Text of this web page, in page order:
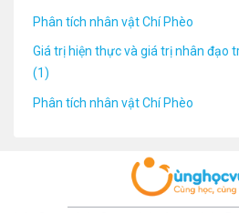
Phân tích nhân vật Chí Phèo
Giá trị hiện thực và giá trị nhân đạo
(1)
Phân tích nhân vật Chí Phèo